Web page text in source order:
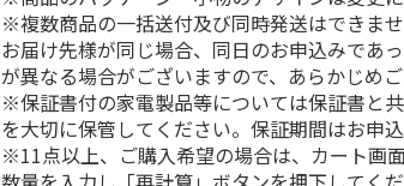
※複数商品の一括送付及び同時発送はできま
お届け先様が同じ場合、同日のお申込みであ
が異なる場合がございますので、あらかじめご
※保証書付の家電製品等については保証書と
を大切に保管してください。保証期間はお申込
※11点以上、ご購入希望の場合は、カート画